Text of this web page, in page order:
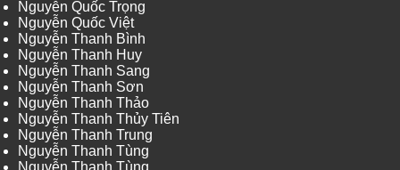
Nguyễn Quốc Trọng
Nguyễn Quốc Việt
Nguyễn Thanh Bình
Nguyễn Thanh Huy
Nguyễn Thanh Sang
Nguyễn Thanh Sơn
Nguyễn Thanh Thảo
Nguyễn Thanh Thủy Tiên
Nguyễn Thanh Trung
Nguyễn Thanh Tùng
Nguyễn Thanh Tùng